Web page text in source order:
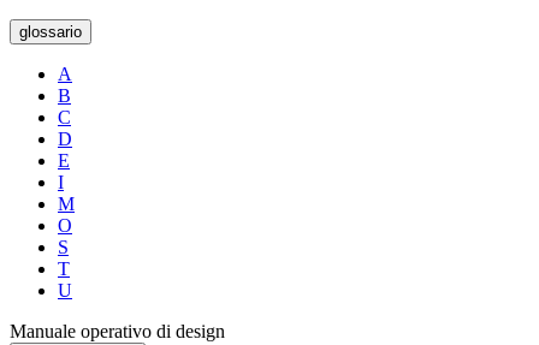
glossario
A
B
C
D
E
I
M
O
S
T
U
Manuale operativo di design